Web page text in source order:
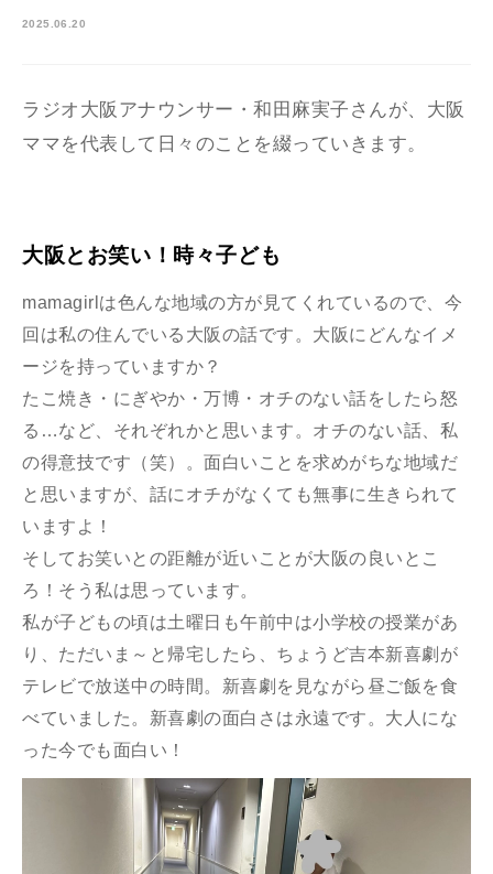
2025.06.20
ラジオ大阪アナウンサー・和田麻実子さんが、大阪
ママを代表して日々のことを綴っていきます。
大阪とお笑い！時々子ども
mamagirlは色んな地域の方が見てくれているので、今
回は私の住んでいる大阪の話です。大阪にどんなイメ
ージを持っていますか？
たこ焼き・にぎやか・万博・オチのない話をしたら怒
る…など、それぞれかと思います。オチのない話、私
の得意技です（笑）。面白いことを求めがちな地域だ
と思いますが、話にオチがなくても無事に生きられて
いますよ！
そしてお笑いとの距離が近いことが大阪の良いとこ
ろ！そう私は思っています。
私が子どもの頃は土曜日も午前中は小学校の授業があ
り、ただいま～と帰宅したら、ちょうど吉本新喜劇が
テレビで放送中の時間。新喜劇を見ながら昼ご飯を食
べていました。新喜劇の面白さは永遠です。大人にな
った今でも面白い！